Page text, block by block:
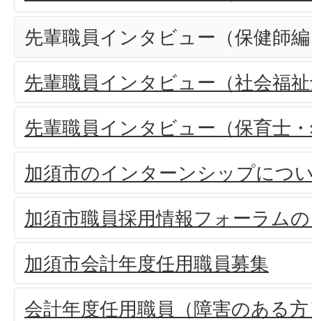
先輩職員インタビュー（保健師
先輩職員インタビュー（社会福
先輩職員インタビュー（保育士
加須市のインターンシップにつ
加須市職員採用情報フォーラム
加須市会計年度任用職員募集
会計年度任用職員（障害のある